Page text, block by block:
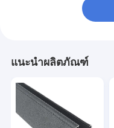
แนะนำผลิตภัณฑ์